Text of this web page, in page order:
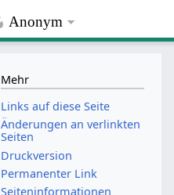
Anonym
Mehr
Links auf diese Seite
Änderungen an verlinkten
Seiten
Druckversion
Permanenter Link
Seiten­­informationen